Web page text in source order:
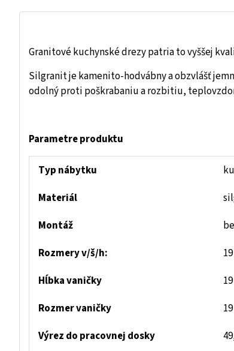
Granitové kuchynské drezy patria to vyššej
Silgranit je kamenito-hodvábny a obzvlášť
odolný proti poškrabaniu a rozbitiu,
Parametre produktu
Typ nábytku
Materiál
Montáž
Rozmery v/š/h:
Hĺbka vaničky
Rozmer vaničky
Výrez do pracovnej dosky